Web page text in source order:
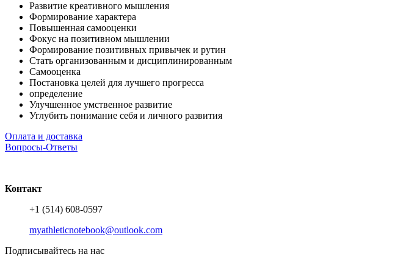
Развитие креативного мышления
Формирование характера
Повышенная самооценки
Фокус на позитивном мышлении
Формирование позитивных привычек и рутин
Стать организованным и дисциплинированным
Самооценка
Постановка целей для лучшего прогресса
определение
Улучшенное умственное развитие
Углубить понимание себя и личного развития
Оплата и доставка
Вопросы-Ответы
Контакт
+1 (514) 608-0597
myathleticnotebook@outlook.com
Подписывайтесь на нас